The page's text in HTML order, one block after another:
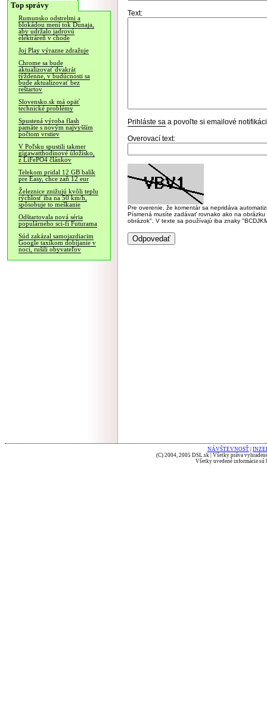
Top správy
Rumunsko odstrelmi a
blokádou mení tok Dunaja,
aby udržalo jadrovú
elektráreň v chode
Joj Play výrazne zdražuje
Chrome sa bude
aktualizovať dvakrát
týždenne, v budúcnosti sa
bude aktualizovať bez
reštartov
Slovensko.sk má opäť
technické problémy
Spustená výroba flash
pamäte s novým najvyšším
počtom vrstiev
V Poľsku spustili takmer
gigawatthodinové úložisko,
z LiFePO4 článkov
Telekom pridal 12 GB balík
pre Easy, chce zaň 12 eur
Železnice znižujú kvôli teplu
rýchlosť iba na 50 km/h,
spôsobuje to meškanie
Odštartovala nová séria
populárneho sci-fi Futurama
Súd zakázal samojazdiacim
Google taxíkom dobíjanie v
noci, rušili obyvateľov
Text:
Prihláste sa a povoľte si emailové
Overovací text:
Pre overenie, že komentár sa nepridáva
Písmená musíte zadávať rovnako ako na
obrázok". V texte sa používajú iba znaky
NÁVŠTEVNOSŤ
(C) 2004, 2005 DSL.sk | Všetky práva
Všetky uvedené informácie sú